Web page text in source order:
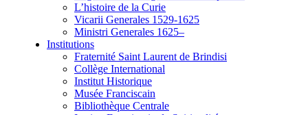
L’histoire de la Curie
Vicarii Generales 1529-1625
Ministri Generales 1625–
Institutions
Fraternité Saint Laurent de Brindisi
Collège International
Institut Historique
Musée Franciscain
Bibliothèque Centrale